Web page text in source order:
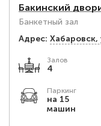
Бакинский
Банкетный зал
Адрес: Хабаровск,
Залов
4
Паркинг
на 15
машин